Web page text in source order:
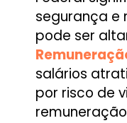
segurança e
pode ser
salários
por risco de